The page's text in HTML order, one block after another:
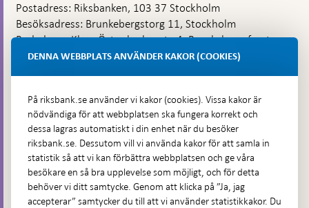
Postadress: Riksbanken, 103 37 Stockholm
Besöksadress: Brunkebergstorg 11, Stockholm
Budadress: Klara Östra kyrkogata 4, Brunkebergsfaret,
Lastplats 6
Hitta direkt
Frågor och svar-
Öppnas
i
ny
Till Riksbankens webbarkiv-
Öppnas
Presskontakt
DENNA WEBBPLATS ANVÄNDER KAKOR (COOKIES)
På riksbank.se använder vi kakor (cookies). Vissa kakor är
nödvändiga för att webbplatsen ska fungera korrekt och
dessa lagras automatiskt i din enhet när du besöker
riksbank.se. Dessutom vill vi använda kakor för att samla in
statistik så att vi kan förbättra webbplatsen och ge våra
besökare en så bra upplevelse som möjligt, och för detta
behöver vi ditt samtycke. Genom att klicka på ”Ja, jag
accepterar” samtycker du till att vi använder statistikkakor. Du